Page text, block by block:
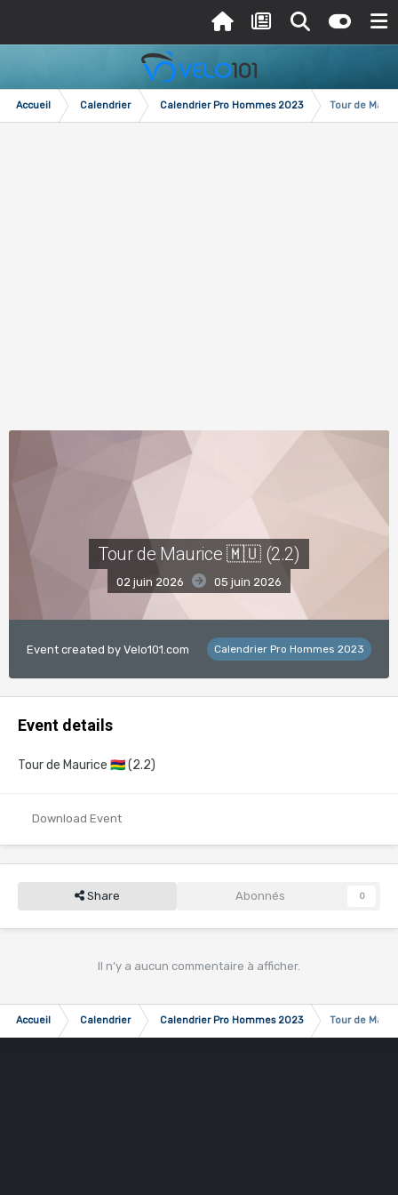
Accueil Calendrier Calendrier Pro Hommes 2023 Tour de
Tour de Maurice 🇲🇺 (2.2)
02 juin 2026 05 juin 2026
Event created by Velo101.com Calendrier Pro Hommes 2023
Event details
Tour de Maurice 🇲🇺(2.2)
Download Event
Share Abonnés 0
Il n’y a aucun commentaire à afficher.
Accueil Calendrier Calendrier Pro Hommes 2023 Tour de